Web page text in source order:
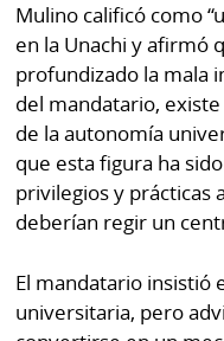
Mulino calificó como
en la Unachi y afirmó
profundizado la mala
del mandatario,
de la autonomía
que esta figura ha
privilegios y prácticas
deberían regir un
El mandatario insistió
universitaria, pero